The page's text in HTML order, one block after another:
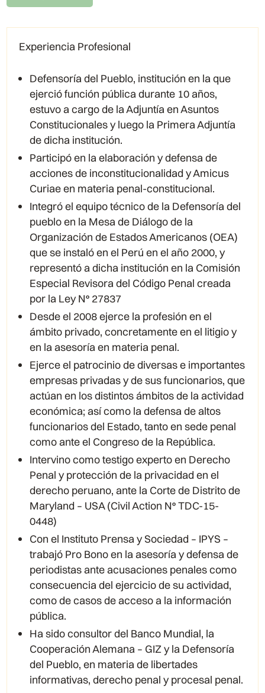
Experiencia Profesional
Defensoría del Pueblo, institución en la que
ejerció función pública durante 10 años,
estuvo a cargo de la Adjuntía en Asuntos
Constitucionales y luego la Primera Adjuntía
de dicha institución.
Participó en la elaboración y defensa de
acciones de inconstitucionalidad y Amicus
Curiae en materia penal-constitucional.
Integró el equipo técnico de la Defensoría del
pueblo en la Mesa de Diálogo de la
Organización de Estados Americanos (OEA)
que se instaló en el Perú en el año 2000, y
representó a dicha institución en la Comisión
Especial Revisora del Código Penal creada
por la Ley N° 27837
Desde el 2008 ejerce la profesión en el
ámbito privado, concretamente en el litigio y
en la asesoría en materia penal.
Ejerce el patrocinio de diversas e importantes
empresas privadas y de sus funcionarios, que
actúan en los distintos ámbitos de la actividad
económica; así como la defensa de altos
funcionarios del Estado, tanto en sede penal
como ante el Congreso de la República.
Intervino como testigo experto en Derecho
Penal y protección de la privacidad en el
derecho peruano, ante la Corte de Distrito de
Maryland – USA (Civil Action N° TDC-15-
0448)
Con el Instituto Prensa y Sociedad – IPYS –
trabajó Pro Bono en la asesoría y defensa de
periodistas ante acusaciones penales como
consecuencia del ejercicio de su actividad,
como de casos de acceso a la información
pública.
Ha sido consultor del Banco Mundial, la
Cooperación Alemana – GIZ y la Defensoría
del Pueblo, en materia de libertades
informativas, derecho penal y procesal penal.